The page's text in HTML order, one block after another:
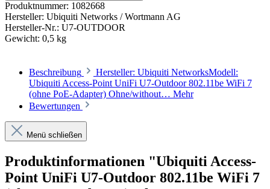
Produktnummer: 1082668
Hersteller: Ubiquiti Networks / Wortmann AG
Hersteller-Nr.: U7-OUTDOOR
Gewicht: 0,5 kg
Beschreibung
Hersteller: Ubiquiti NetworksModell:
Ubiquiti Access-Point UniFi U7-Outdoor 802.11be WiFi 7
(ohne PoE-Adapter) Ohne/without… Mehr
Bewertungen
Menü schließen
Produktinformationen "Ubiquiti Access-
Point UniFi U7-Outdoor 802.11be WiFi 7